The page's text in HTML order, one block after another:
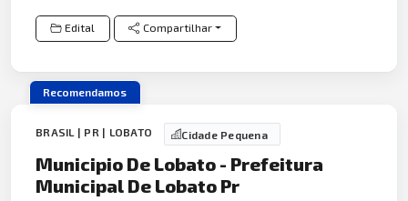
Edital Compartilhar
Recomendamos
BRASIL | PR | LOBATO Cidade Pequena
Municipio De Lobato - Prefeitura
Municipal De Lobato Pr